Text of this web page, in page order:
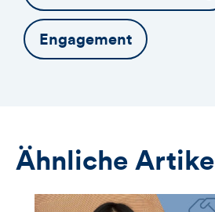
Engagement
Ähnliche Artikel